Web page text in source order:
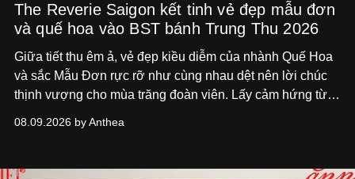
The Reverie Saigon kết tinh vẻ đẹp mẫu đơn
và quế hoa vào BST bánh Trung Thu 2026
Giữa tiết thu êm ả, vẻ đẹp kiều diễm của nhành Quế Hoa
và sắc Mẫu Đơn rực rỡ như cùng nhau dệt nên lời chúc
thịnh vượng cho mùa trăng đoàn viên. Lấy cảm hứng từ
hương vị của những thức quà truyền thống vào bộ sưu
quà tặng ‘Mẫu Đơn Khai Phúc’, ‘Quế Hoa Vọng Nguyệt’
08.09.2026 by Anthea